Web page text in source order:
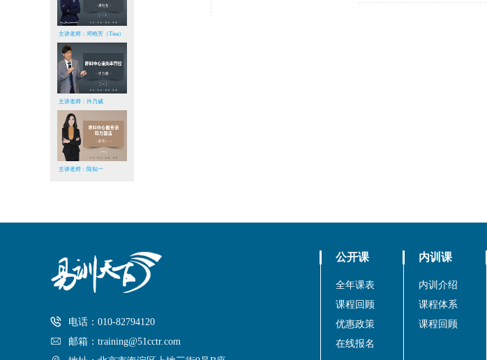
主讲老师：邓艳芳（Tina）
主讲老师：许乃威
主讲老师：陈知一
电话：010-82794120
邮箱：training@51cctr.com
公开课
全年课表
课程回顾
优惠政策
在线报名
内训课
内训介绍
课程体系
课程回顾